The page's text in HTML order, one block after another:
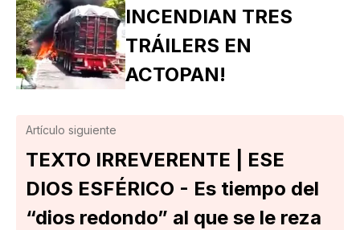
INCENDIAN TRES
TRÁILERS EN
ACTOPAN!
Artículo siguiente
TEXTO IRREVERENTE | ESE
DIOS ESFÉRICO - Es tiempo del
“dios redondo” al que se le reza